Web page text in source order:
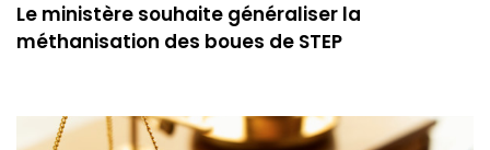
Le ministère souhaite généraliser la
méthanisation des boues de STEP